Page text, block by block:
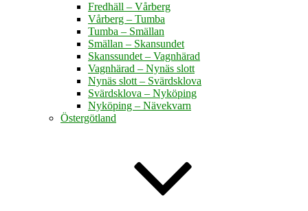
Fredhäll – Vårberg
Vårberg – Tumba
Tumba – Smällan
Smällan – Skansundet
Skanssundet – Vagnhärad
Vagnhärad – Nynäs slott
Nynäs slott – Svärdsklova
Svärdsklova – Nyköping
Nyköping – Nävekvarn
Östergötland